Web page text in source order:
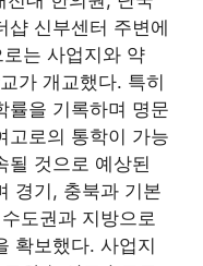
샵 신부센터 주변에
는 사업지와 약
가 개교했다. 특히
률을 기록하며 명문
고로의 통학이 가능
될 것으로 예상된
경기, 충북과 기본
도권과 지방으로
확보했다. 사업지